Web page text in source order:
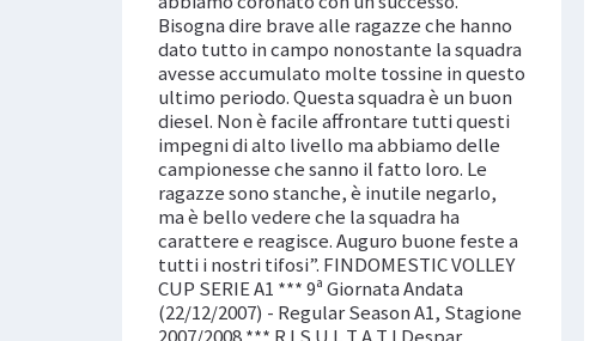
Bisogna dire brave alle ragazze che hanno
dato tutto in campo nonostante la squadra
avesse accumulato molte tossine in questo
ultimo periodo. Questa squadra è un buon
diesel. Non è facile affrontare tutti questi
impegni di alto livello ma abbiamo delle
campionesse che sanno il fatto loro. Le
ragazze sono stanche, è inutile negarlo,
ma è bello vedere che la squadra ha
carattere e reagisce. Auguro buone feste a
tutti i nostri tifosi”. FINDOMESTIC VOLLEY
CUP SERIE A1 *** 9ª Giornata Andata
(22/12/2007) - Regular Season A1, Stagione